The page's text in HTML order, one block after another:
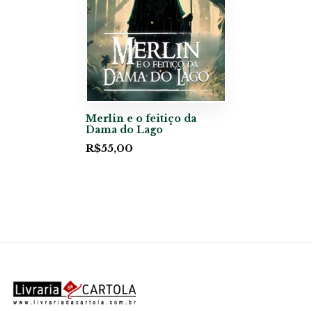
Merlin e o feitiço da
Dama do Lago
R$55,00